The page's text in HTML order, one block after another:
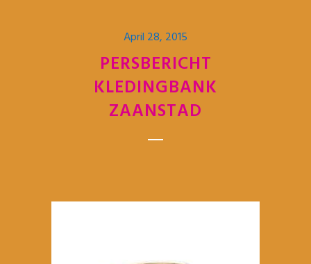
April 28, 2015
PERSBERICHT
KLEDINGBANK
ZAANSTAD